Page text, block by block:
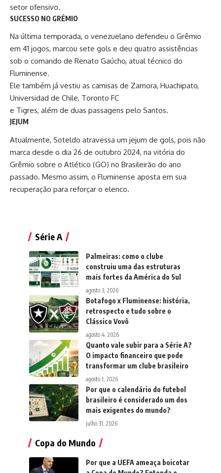
setor ofensivo.
SUCESSO NO GRÊMIO
Na última temporada, o venezuelano defendeu o Grêmio
em 41 jogos, marcou sete gols e deu quatro assistências
sob o comando de Renato Gaúcho, atual técnico do
Fluminense.
Ele também já vestiu as camisas de Zamora, Huachipato,
Universidad de Chile, Toronto FC
e Tigres, além de duas passagens pelo Santos.
JEJUM
Atualmente, Soteldo atravessa um jejum de gols, pois não
marca desde o dia 26 de outubro 2024, na vitória do
Grêmio sobre o Atlético (GO) no Brasileirão do ano
passado. Mesmo assim, o Fluminense aposta em sua
recuperação para reforçar o elenco.
Série A
Palmeiras: como o clube
construiu uma das estruturas
mais fortes da América do Sul
agosto 3, 2026
Botafogo x Fluminense: história,
retrospecto e tudo sobre o
Clássico Vovô
agosto 4, 2026
Quanto vale subir para a Série A?
O impacto financeiro que pode
transformar um clube brasileiro
agosto 1, 2026
Por que o calendário do futebol
brasileiro é considerado um dos
mais exigentes do mundo?
julho 31, 2026
Copa do Mundo
Por que a UEFA ameaça boicotar